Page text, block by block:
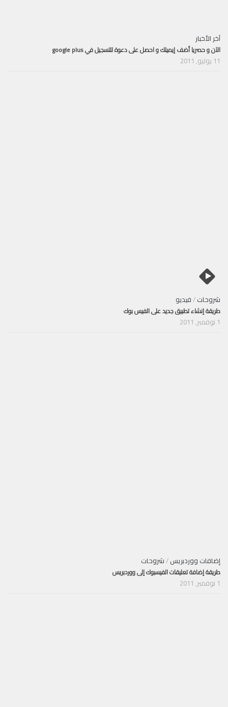
آخر الأخبار
الآن و حصريا أضف إيميلك و احصل على دعوة للتسجيل في google plus
شروحات/فيديو
طريقة إنشاء تطبيق جديد على الفيس بوك
إضافات ووردبريس/شروحات
طريقة إضافة تعليقات الفيسبوك إلى ووردبريس